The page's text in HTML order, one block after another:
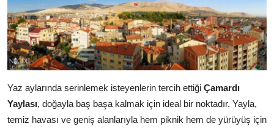
Yaz aylarında serinlemek isteyenlerin tercih ettiği Çamardı
Yaylası, doğayla baş başa kalmak için ideal bir noktadır. Yayla,
temiz havası ve geniş alanlarıyla hem piknik hem de yürüyüş için